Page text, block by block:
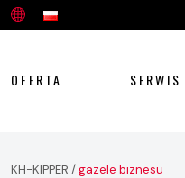
OFERTA
KH-KIPPER /gazele biznesu